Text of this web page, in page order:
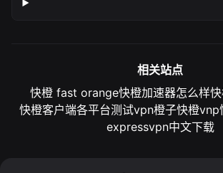
相关站点
快橙 fast orange快橙加速器怎么样
快橙客户端各平台测试vpn橙子快橙vnp
expressvpn中文下载